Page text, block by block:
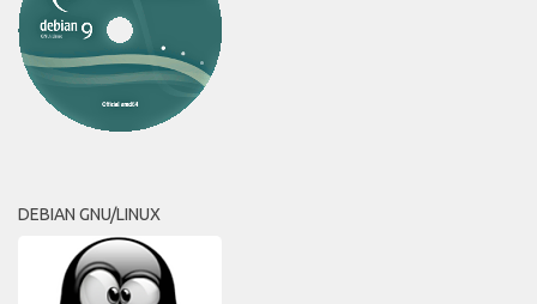
DEBIAN GNU/LINUX